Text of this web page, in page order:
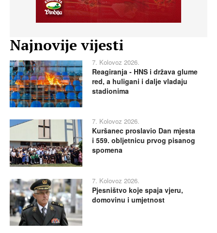
Najnovije vijesti
7. Kolovoz 2026.
Reagiranja - HNS i država glume
red, a huligani i dalje vladaju
stadionima
7. Kolovoz 2026.
Kuršanec proslavio Dan mjesta
i 559. obljetnicu prvog pisanog
spomena
7. Kolovoz 2026.
Pjesništvo koje spaja vjeru,
domovinu i umjetnost